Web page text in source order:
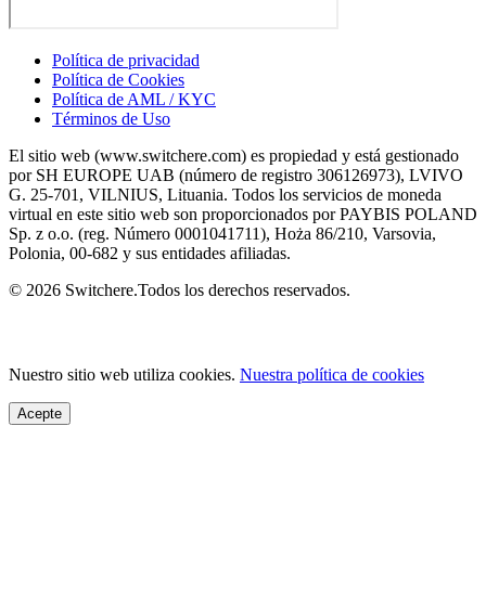
Política de privacidad
Política de Cookies
Política de AML / KYC
Términos de Uso
El sitio web (www.switchere.com) es propiedad y está gestionado
por SH EUROPE UAB (número de registro 306126973), LVIVO
G. 25-701, VILNIUS, Lituania. Todos los servicios de moneda
virtual en este sitio web son proporcionados por PAYBIS POLAND
Sp. z o.o. (reg. Número 0001041711), Hoża 86/210, Varsovia,
Polonia, 00-682 y sus entidades afiliadas.
© 2026 Switchere.Todos los derechos reservados.
Nuestro sitio web utiliza cookies. Nuestra política de cookies
Acepte